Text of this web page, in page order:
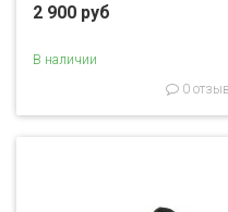
2 900 руб
В наличии
0